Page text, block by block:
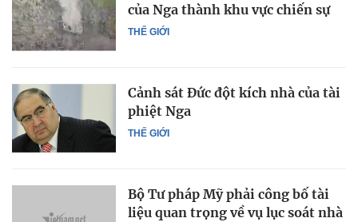
THẾ GIỚI
của Nga thành khu vực chiến sự
THẾ GIỚI
Cảnh sát Đức đột kích nhà của tài
phiệt Nga
Bộ Tư pháp Mỹ phải công bố tài
liệu quan trọng về vụ lục soát nhà